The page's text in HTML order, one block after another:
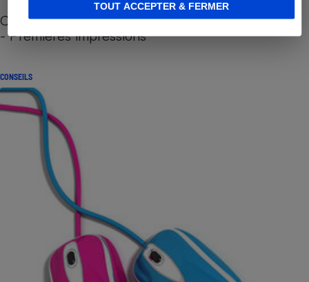
TOUT ACCEPTER & FERMER
Cafetière à capsules zéro déchet CoffeeB (vidéo)
- Premières impressions
CONSEILS